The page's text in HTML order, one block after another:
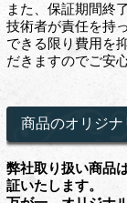
また、保証期間終
技術者が責任を持
できる限り費用を
だきますのでご安
商品のオリジ
弊社取り扱い商品
証いたします。